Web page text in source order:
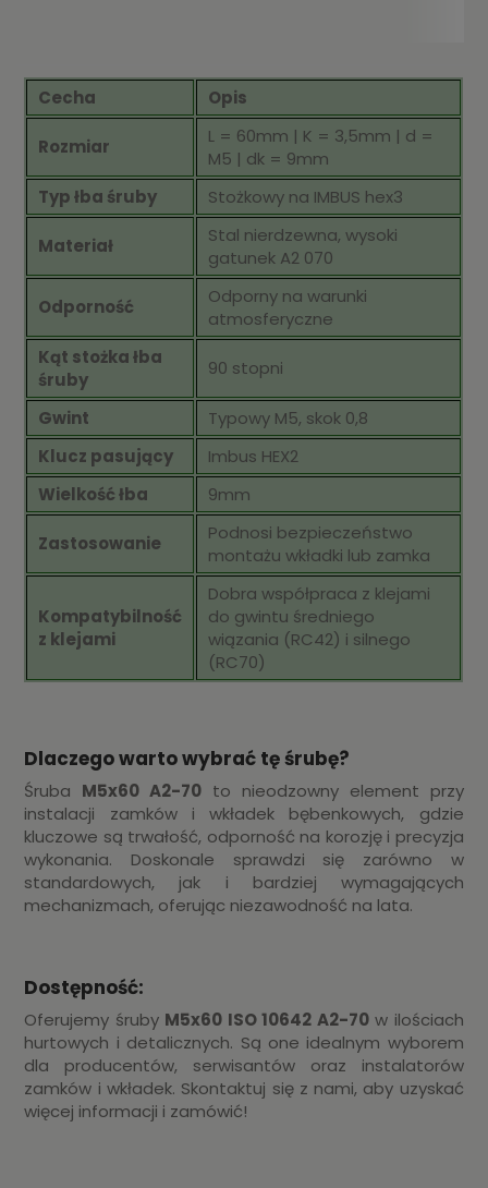
Cecha Opis
Rozmiar
L = 60mm | K = 3,5mm | d =
M5 | dk = 9mm
Typ łba śruby
Stożkowy na IMBUS hex3
Materiał
Stal nierdzewna, wysoki
gatunek A2 070
Odporność
Odporny na warunki
atmosferyczne
Kąt stożka łba
śruby
90 stopni
Gwint
Typowy M5, skok 0,8
Klucz pasujący
Imbus HEX2
Wielkość łba
9mm
Zastosowanie
Podnosi bezpieczeństwo
montażu wkładki lub zamka
Kompatybilność
z klejami
Dobra współpraca z klejami
do gwintu średniego
wiązania (RC42) i silnego
(RC70)
Dlaczego warto wybrać tę śrubę?
Śruba M5x60 A2-70 to nieodzowny element przy
instalacji zamków i wkładek bębenkowych, gdzie
kluczowe są trwałość, odporność na korozję i precyzja
wykonania. Doskonale sprawdzi się zarówno w
standardowych, jak i bardziej wymagających
mechanizmach, oferując niezawodność na lata.
Dostępność:
Oferujemy śruby M5x60 ISO 10642 A2-70w ilościach
hurtowych i detalicznych. Są one idealnym wyborem
dla producentów, serwisantów oraz instalatorów
zamków i wkładek. Skontaktuj się z nami, aby uzyskać
więcej informacji i zamówić!